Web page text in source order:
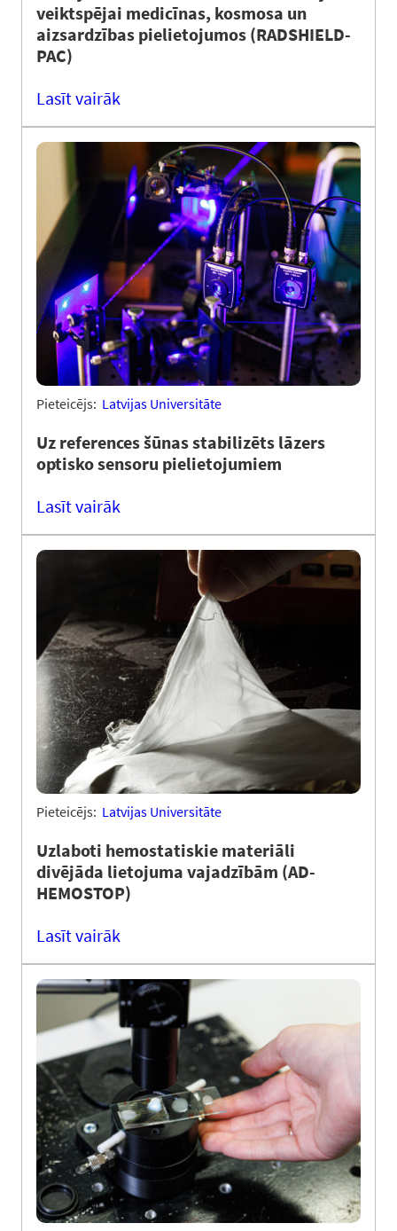
veiktspējai medicīnas, kosmosa un
aizsardzības pielietojumos (RADSHIELD-
PAC)
Lasīt vairāk
Pieteicējs: Latvijas Universitāte
Uz references šūnas stabilizēts lāzers
optisko sensoru pielietojumiem
Lasīt vairāk
Pieteicējs: Latvijas Universitāte
Uzlaboti hemostatiskie materiāli
divējāda lietojuma vajadzībām (AD-
HEMOSTOP)
Lasīt vairāk